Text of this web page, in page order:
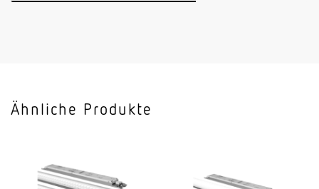
Dimmung DALI
Ähnliche Produkte